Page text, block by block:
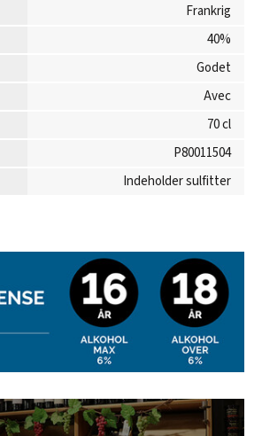
Frankrig
40%
Godet
Avec
70 cl
P80011504
Indeholder sulfitter